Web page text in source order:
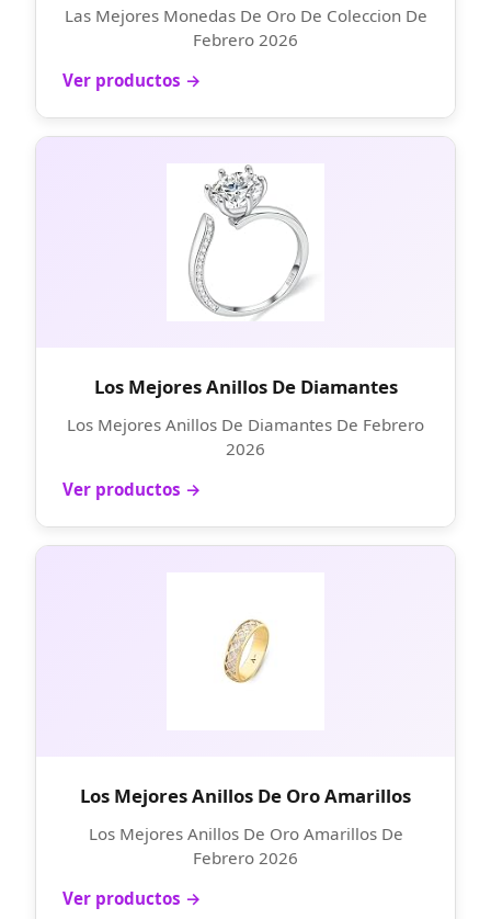
Las Mejores Monedas De Oro De Coleccion De
Febrero 2026
Ver productos →
Los Mejores Anillos De Diamantes
Los Mejores Anillos De Diamantes De Febrero
2026
Ver productos →
Los Mejores Anillos De Oro Amarillos
Los Mejores Anillos De Oro Amarillos De
Febrero 2026
Ver productos →